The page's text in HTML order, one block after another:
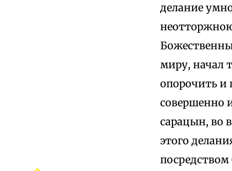
делание
миру, начал
опорочить и
совершенно
сарацын, во
этого
посредством